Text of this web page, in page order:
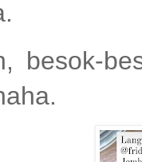
besok-